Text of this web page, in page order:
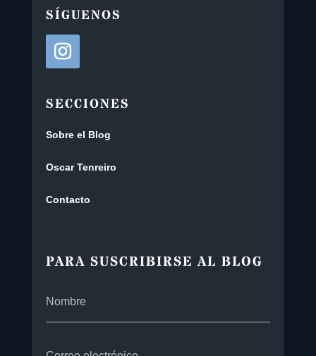
SÍGUENOS
SECCIONES
Sobre el Blog
Oscar Tenreiro
Contacto
PARA SUSCRIBIRSE AL BLOG